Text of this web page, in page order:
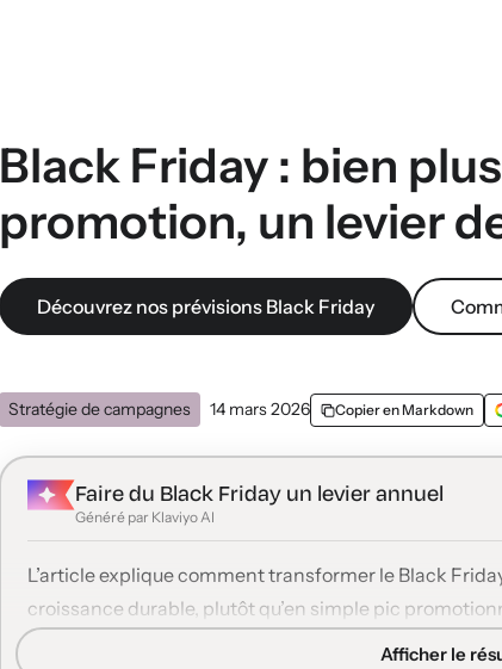
Black Friday : bien
promotion, un levier
Découvrez nos prévisions Black Friday
Stratégie de campagnes 14 mars 2026 Copier en Markdown
Faire du Black Friday un levier annuel
Généré par Klaviyo AI
L’article explique comment transformer le Black
croissance durable, plutôt qu’en simple pic
de données clients pour mieux anticiper lesAfficher le